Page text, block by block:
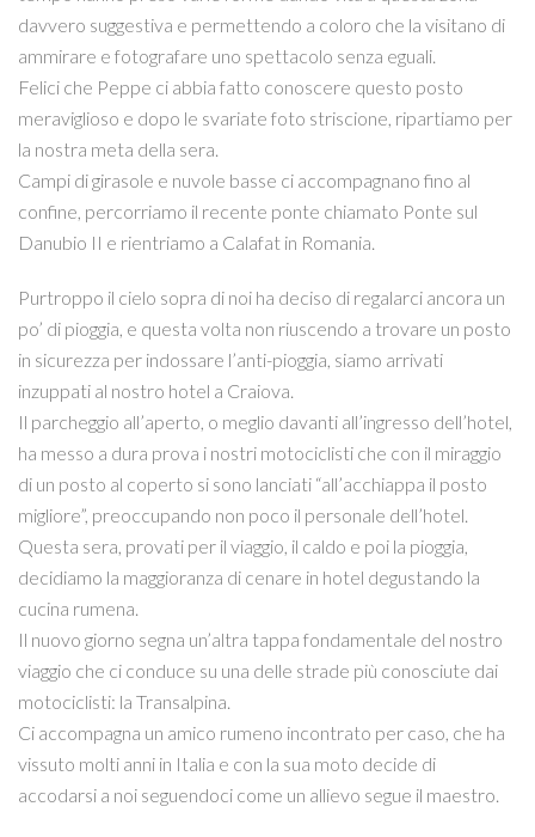
davvero suggestiva e permettendo a coloro che la visitano di
ammirare e fotografare uno spettacolo senza eguali.
Felici che Peppe ci abbia fatto conoscere questo posto
meraviglioso e dopo le svariate foto striscione, ripartiamo per
la nostra meta della sera.
Campi di girasole e nuvole basse ci accompagnano fino al
confine, percorriamo il recente ponte chiamato Ponte sul
Danubio II e rientriamo a Calafat in Romania.
Purtroppo il cielo sopra di noi ha deciso di regalarci ancora un
po’ di pioggia, e questa volta non riuscendo a trovare un posto
in sicurezza per indossare l’anti-pioggia, siamo arrivati
inzuppati al nostro hotel a Craiova.
Il parcheggio all’aperto, o meglio davanti all’ingresso dell’hotel,
ha messo a dura prova i nostri motociclisti che con il miraggio
di un posto al coperto si sono lanciati “all’acchiappa il posto
migliore”, preoccupando non poco il personale dell’hotel.
Questa sera, provati per il viaggio, il caldo e poi la pioggia,
decidiamo la maggioranza di cenare in hotel degustando la
cucina rumena.
Il nuovo giorno segna un’altra tappa fondamentale del nostro
viaggio che ci conduce su una delle strade più conosciute dai
motociclisti: la Transalpina.
Ci accompagna un amico rumeno incontrato per caso, che ha
vissuto molti anni in Italia e con la sua moto decide di
accodarsi a noi seguendoci come un allievo segue il maestro.